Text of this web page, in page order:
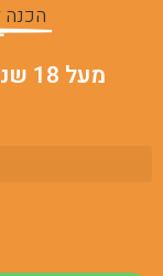
הכנה
מעל 18 שנים - מחברים אתכם להצלחה